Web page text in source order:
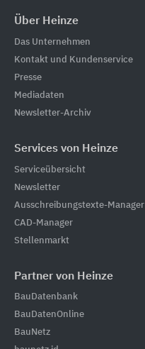
Über Heinze
Das Unternehmen
Kontakt und Kundenservice
Presse
Mediadaten
Newsletter-Archiv
Services von Heinze
Serviceübersicht
Newsletter
Ausschreibungstexte-Manager
CAD-Manager
Stellenmarkt
Partner von Heinze
BauDatenbank
BauDatenOnline
BauNetz